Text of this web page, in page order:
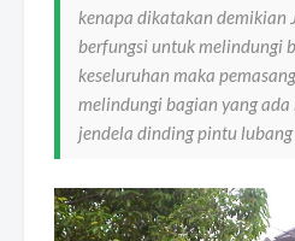
kenapa dikatakan demikian
berfungsi untuk melindungi
keseluruhan maka
melindungi bagian yang
jendela dinding pintu